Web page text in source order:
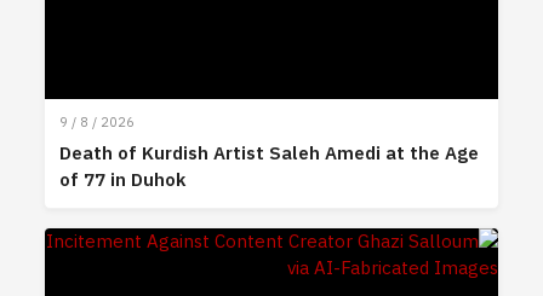
9 / 8 / 2026
Death of Kurdish Artist Saleh Amedi at the Age
of 77 in Duhok